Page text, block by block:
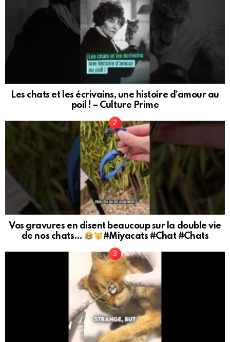
Les chats et les écrivains, une histoire d’amour au
poil ! – Culture Prime
Vos gravures en disent beaucoup sur la double vie
de nos chats…
#Miyacats #Chat #Chats